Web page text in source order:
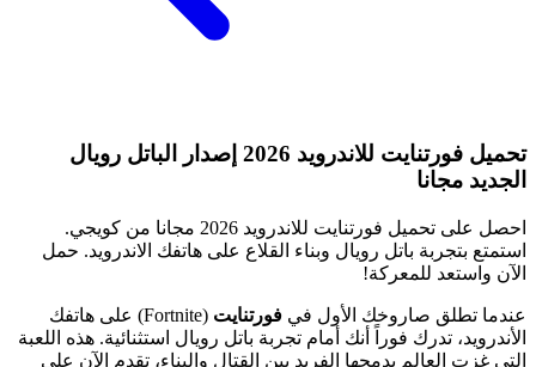
تحميل فورتنايت للاندرويد 2026 إصدار الباتل رويال
الجديد مجانا
احصل على تحميل فورتنايت للاندرويد 2026 مجانا من كويجي.
استمتع بتجربة باتل رويال وبناء القلاع على هاتفك الاندرويد. حمل
الآن واستعد للمعركة!
عندما تطلق صاروخك الأول في فورتنايت
(Fortnite) على هاتفك
الأندرويد، تدرك فوراً أنك أمام تجربة باتل رويال استثنائية. هذه اللعبة
التي غزت العالم بدمجها الفريد بين القتال والبناء، تقدم الآن على